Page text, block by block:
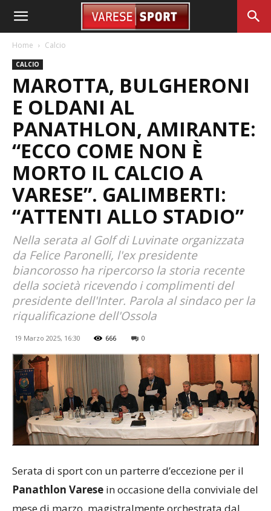
Home Calcio
CALCIO
MAROTTA, BULGHERONI
E OLDANI AL
PANATHLON, AMIRANTE:
“ECCO COME NON È
MORTO IL CALCIO A
VARESE”. GALIMBERTI:
“ATTENTI ALLO STADIO”
Nella serata al Golf di Luvinate organizzata
da Felice Paronelli, l'ex presidente
biancorosso ha ripercorso la storia recente
della società ricevendo i complimenti del
presidente dell'Inter. Parola al sindaco per la
riqualificazione dell'Ossola
19 Marzo 2025, 16:30 666 0
Serata di sport con un parterre d’eccezione per il
Panathlon Varese in occasione della conviviale del